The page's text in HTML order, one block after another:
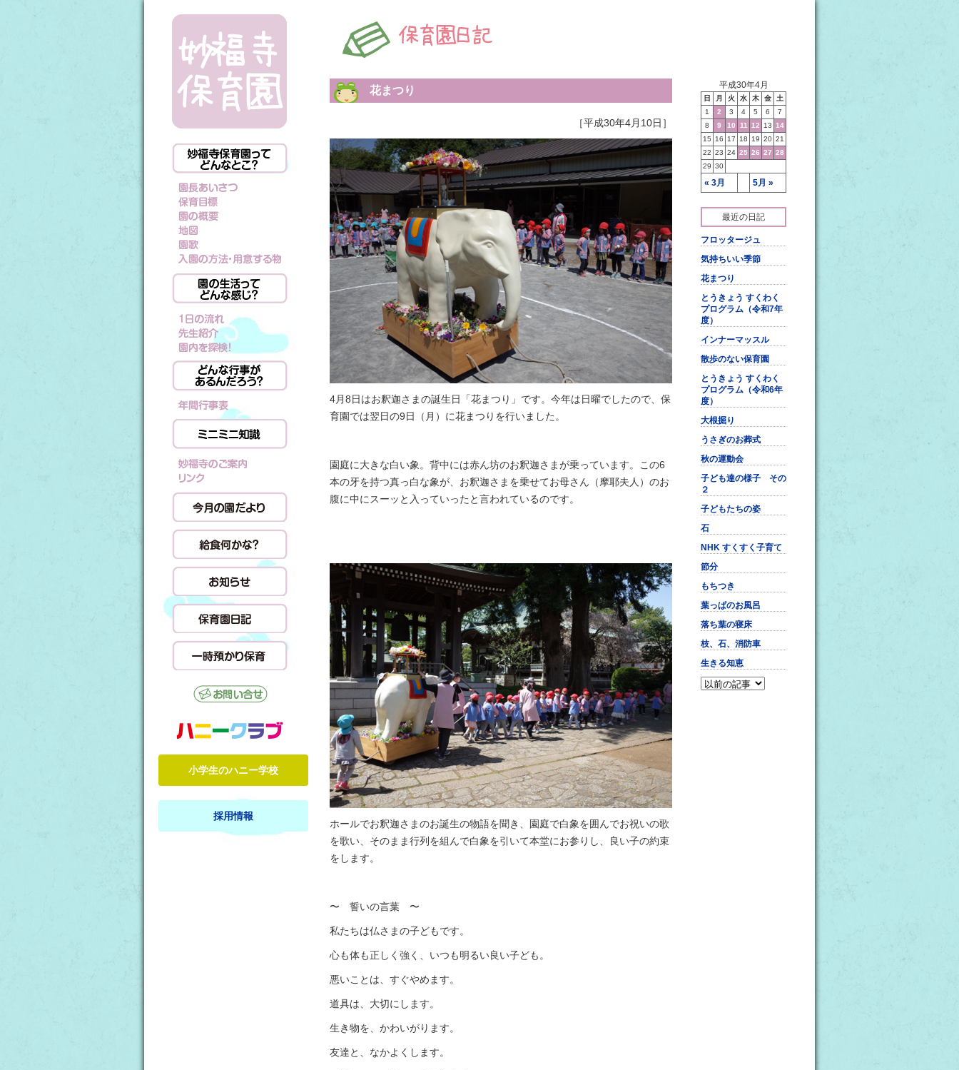
小学生のハニー学校
採用情報
花まつり
［平成30年4月10日］
4月8日はお釈迦さまの誕生日「花まつり」です。今年は日曜でしたので、保
育園では翌日の9日（月）に花まつりを行いました。
園庭に大きな白い象。背中には赤ん坊のお釈迦さまが乗っています。この6
本の牙を持つ真っ白な象が、お釈迦さまを乗せてお母さん（摩耶夫人）のお
腹に中にスーッと入っていったと言われているのです。
ホールでお釈迦さまのお誕生の物語を聞き、園庭で白象を囲んでお祝いの歌
を歌い、そのまま行列を組んで白象を引いて本堂にお参りし、良い子の約束
をします。
〜 誓いの言葉 〜
私たちは仏さまの子どもです。
心も体も正しく強く、いつも明るい良い子ども。
悪いことは、すぐやめます。
道具は、大切にします。
生き物を、かわいがります。
友達と、なかよくします。
平成30年4月
日 月 火 水 木 金 土
« 3月 5月 »
1 2 3 4 5 6
7
8
9 10 11 12 13 14
15
16 17 18 19 20 21
22 23 24 25 26 27 28
29 30
最近の日記
フロッタージュ
気持ちいい季節
花まつり
とうきょう すくわく
プログラム（令和7年
度）
インナーマッスル
散歩のない保育園
とうきょう すくわく
プログラム（令和6年
度）
大根掘り
うさぎのお葬式
秋の運動会
子ども達の様子 その
２
子どもたちの姿
石
NHK すくすく子育て
節分
もちつき
葉っぱのお風呂
落ち葉の寝床
枝、石、消防車
生きる知恵